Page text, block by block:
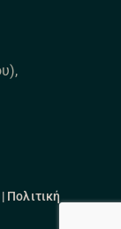
Πολιτική